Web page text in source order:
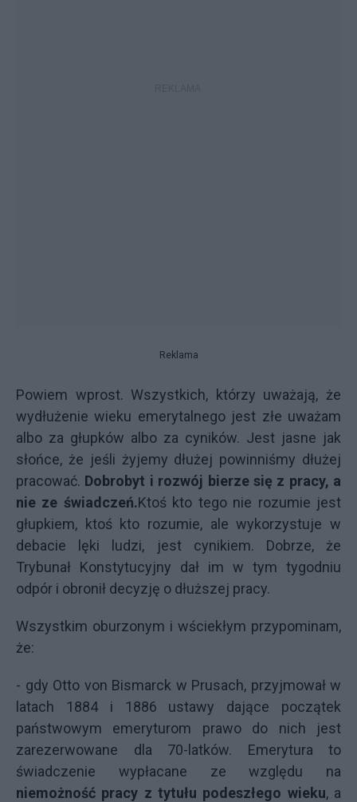
Reklama
Powiem wprost. Wszystkich, którzy uważają, że
wydłużenie wieku emerytalnego jest złe uważam
albo za głupków albo za cyników. Jest jasne jak
słońce, że jeśli żyjemy dłużej powinniśmy dłużej
pracować. Dobrobyt i rozwój bierze się z pracy, a
nie ze świadczeń.Ktoś kto tego nie rozumie jest
głupkiem, ktoś kto rozumie, ale wykorzystuje w
debacie lęki ludzi, jest cynikiem. Dobrze, że
Trybunał Konstytucyjny dał im w tym tygodniu
odpór i obronił decyzję o dłuższej pracy.
Wszystkim oburzonym i wściekłym przypominam,
że:
- gdy Otto von Bismarck w Prusach, przyjmował w
latach 1884 i 1886 ustawy dające początek
państwowym emeryturom prawo do nich jest
zarezerwowane dla 70-latków. Emerytura to
świadczenie wypłacane ze względu na
niemożność pracy z tytułu podeszłego wieku, a